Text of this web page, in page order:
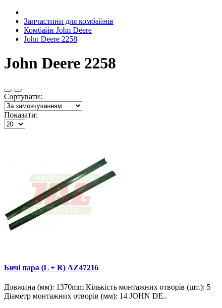
Запчастини для комбайнів
Комбайн John Deere
John Deere 2258
John Deere 2258
Сортувати:
Показати:
Бичі пара (L + R) AZ47216
Довжина (мм): 1370mm Кількість монтажних отворів (шт.): 5
Діаметр монтажних отворів (мм): 14 JOHN DE..